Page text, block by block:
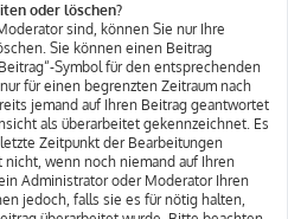
oder löschen?
sind, können Sie nur Ihre
Sie können einen Beitrag
Symbol für den entsprechenden
für einen begrenzten Zeitraum nach
jemand auf Ihren Beitrag geantwortet
als überarbeitet gekennzeichnet. Es
Zeitpunkt der Bearbeitungen
wenn noch niemand auf Ihren
Administrator oder Moderator Ihren
jedoch, falls sie es für nötig halten,